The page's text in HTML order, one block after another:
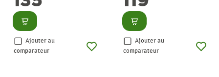
Consulter
Ajouter au
comparateur
Consulter
Ajouter au
comparateur